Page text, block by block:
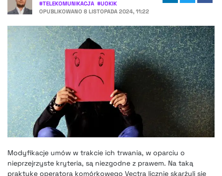
#TELEKOMUNIKACJA #UOKIK
OPUBLIKOWANO 8 LISTOPADA 2024, 11:22
Modyfikacje umów w trakcie ich trwania, w oparciu o
nieprzejrzyste kryteria, są niezgodne z prawem. Na taką
praktykę operatora komórkowego Vectra licznie skarżyli się